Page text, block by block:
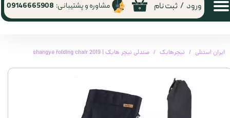
۰ ورود / ثبت نام مشاوره و پشتیبانی: 09146665908
ایران استنلی نیچرهایک صندلی نیچر هایک | 2019 shangye folding chair